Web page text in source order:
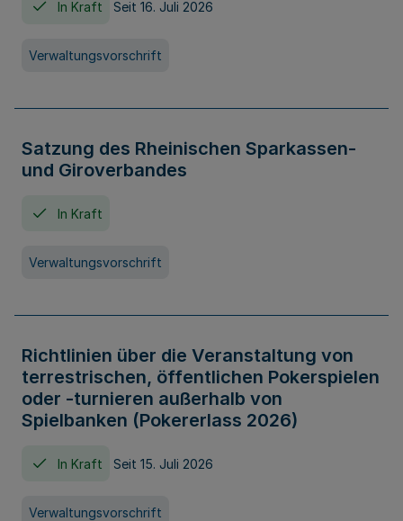
In Kraft Seit 16. Juli 2026
Verwaltungsvorschrift
Satzung des Rheinischen Sparkassen-
und Giroverbandes
In Kraft
Verwaltungsvorschrift
Richtlinien über die Veranstaltung von
terrestrischen, öffentlichen Pokerspielen
oder -turnieren außerhalb von
Spielbanken (Pokererlass 2026)
In Kraft Seit 15. Juli 2026
Verwaltungsvorschrift